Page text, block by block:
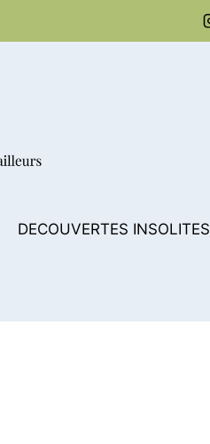
DECOUVERTES INSOLITES